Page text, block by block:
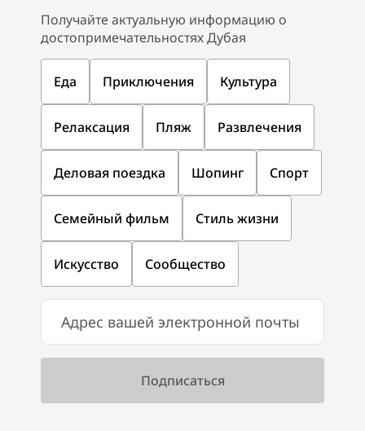
Получайте актуальную информацию о
достопримечательностях Дубая
Еда Приключения Культура
Релаксация Пляж Развлечения
Деловая поездка Шопинг Спорт
Семейный фильм Стиль жизни
Искусство Сообщество